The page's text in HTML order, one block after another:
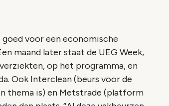
voor een economische
maand later staat de UEG Week,
op het programma, en
Ook Interclean (beurs voor de
thema is) en Metstrade (platform